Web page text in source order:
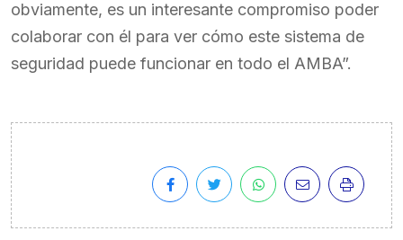
obviamente, es un interesante compromiso poder
colaborar con él para ver cómo este sistema de
seguridad puede funcionar en todo el AMBA”.